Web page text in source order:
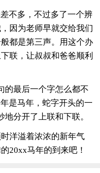
不多，不过多了一个辨
因为老师早就交给我们
都是第三声。用这个办
联，让叔叔和爸爸顺利
的最后一个字怎么都不
是马年，蛇字开头的一
分开了上联和下联。
洋溢着浓浓的新年气
20xx马年的到来吧！